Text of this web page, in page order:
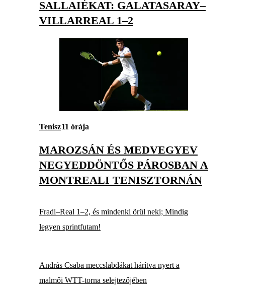
SALLAIÉKAT: GALATASARAY–
VILLARREAL 1–2
Tenisz11 órája
MAROZSÁN ÉS MEDVEGYEV
NEGYEDDÖNTŐS PÁROSBAN A
MONTREALI TENISZTORNÁN
Fradi–Real 1–2, és mindenki örül neki; Mindig
legyen sprintfutam!
András Csaba meccslabdákat hárítva nyert a
malmői WTT-torna selejtezőjében